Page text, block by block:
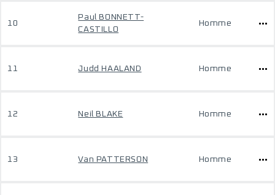
10
Paul BONNETT-
CASTILLO
Homme
11 Judd HAALAND Homme
12 Neil BLAKE Homme
13 Van PATTERSON Homme